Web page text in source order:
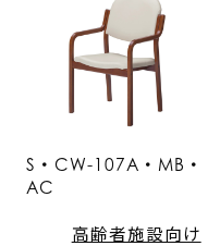
S・CW-107A・MB・
AC
高齢者施設向け